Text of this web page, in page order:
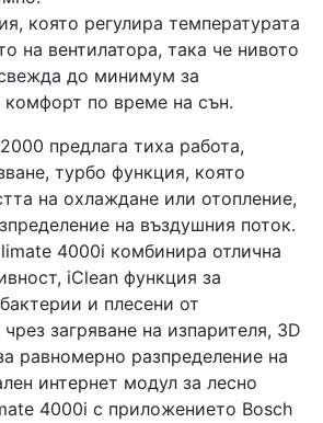
която регулира температурата
на вентилатора, така че нивото
до минимум за
по време на сън.
предлага тиха работа,
турбо функция, която
на охлаждане или отопление,
на въздушния поток.
4000i комбинира отлична
iClean функция за
и плесени от
загряване на изпарителя, 3D
равномерно разпределение на
интернет модул за лесно
4000i с приложението Bosch